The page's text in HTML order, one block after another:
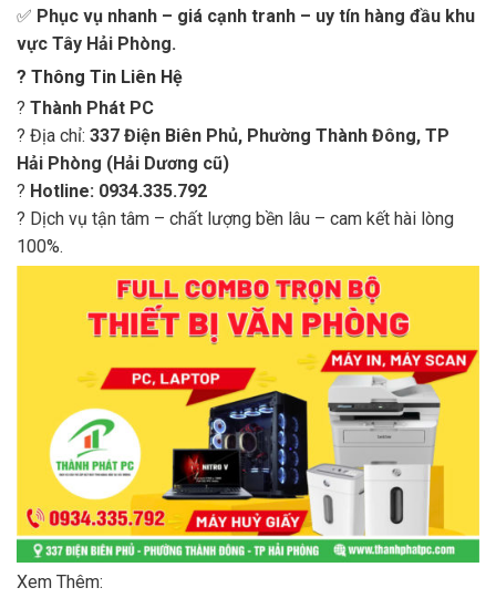
✅ Phục vụ nhanh – giá cạnh tranh – uy tín hàng đầu khu
vực Tây Hải Phòng.
? Thông Tin Liên Hệ
? Thành Phát PC
? Địa chỉ: 337 Điện Biên Phủ, Phường Thành Đông, TP
Hải Phòng (Hải Dương cũ)
? Hotline: 0934.335.792
? Dịch vụ tận tâm – chất lượng bền lâu – cam kết hài lòng
100%.
Xem Thêm: